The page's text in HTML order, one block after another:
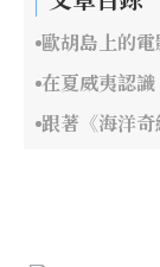
歐胡島上的
在夏威夷認
跟著《海洋